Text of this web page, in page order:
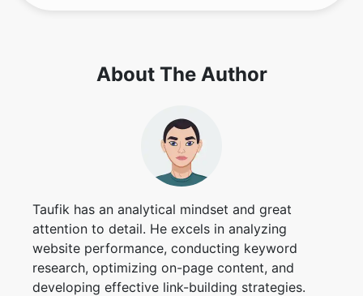
About The Author
Taufik has an analytical mindset and great
attention to detail. He excels in analyzing
website performance, conducting keyword
research, optimizing on-page content, and
developing effective link-building strategies.